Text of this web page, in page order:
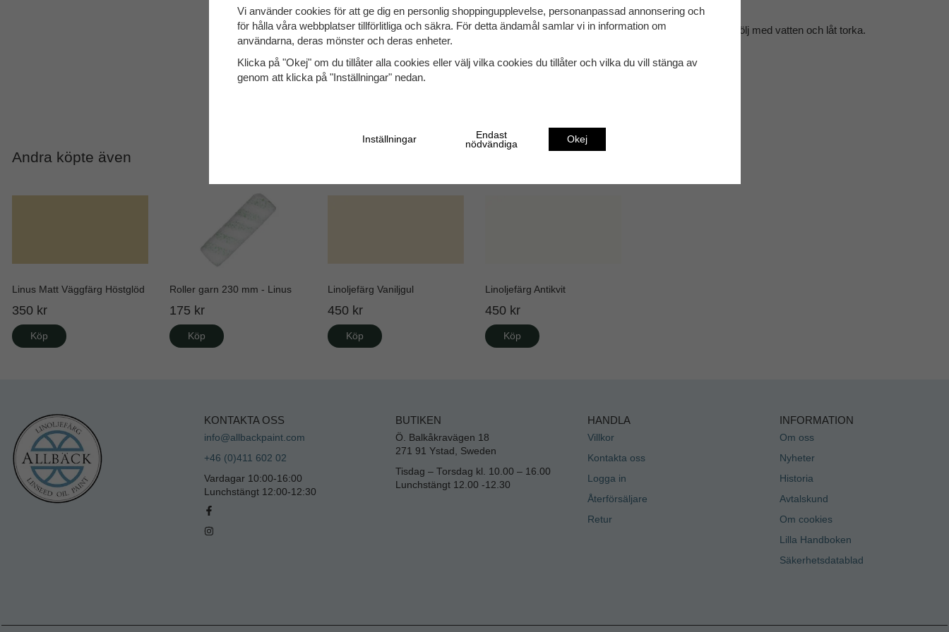
Täckning:15–20 m² per liter beroende på underlaget
Rengöring:Milt ph-neutralt rengöringsmedel, t.ex. handdiskmedel. Efterskölj med vatten och låt torka.
NCS:S 1030 - Y20R
Andra köpte även
Linus Matt Väggfärg Höstglöd
350 kr
Köp
Roller garn 230 mm - Linus
175 kr
Köp
Linoljefärg Vaniljgul
450 kr
Köp
Linoljefärg Antikvit
450 kr
Köp
KONTAKTA OSS
info@allbackpaint.com
+46 (0)411 602 02
Vardagar 10:00-16:00
Lunchstängt 12:00-12:30
BUTIKEN
Ö. Balkåkravägen 18
271 91 Ystad, Sweden
Tisdag – Torsdag kl. 10.00 – 16.00
Lunchstängt 12.00 -12.30
HANDLA
Villkor
Kontakta oss
Logga in
Återförsäljare
Retur
INFORMATION
Om oss
Nyheter
Historia
Avtalskund
Om cookies
Lilla Handboken
Säkerhetsdatablad
Vi använder cookies för att ge dig en personlig shoppingupplevelse, personanpassad annonsering och
för hålla våra webbplatser tillförlitliga och säkra. För detta ändamål samlar vi in information om
användarna, deras mönster och deras enheter.
Klicka på "Okej" om du tillåter alla cookies eller välj vilka cookies du tillåter och vilka du vill stänga av
genom att klicka på "Inställningar" nedan.
Inställningar
Endast
nödvändiga
Okej